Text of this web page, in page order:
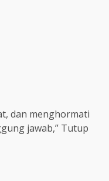
dan menghormati
jawab,” Tutup